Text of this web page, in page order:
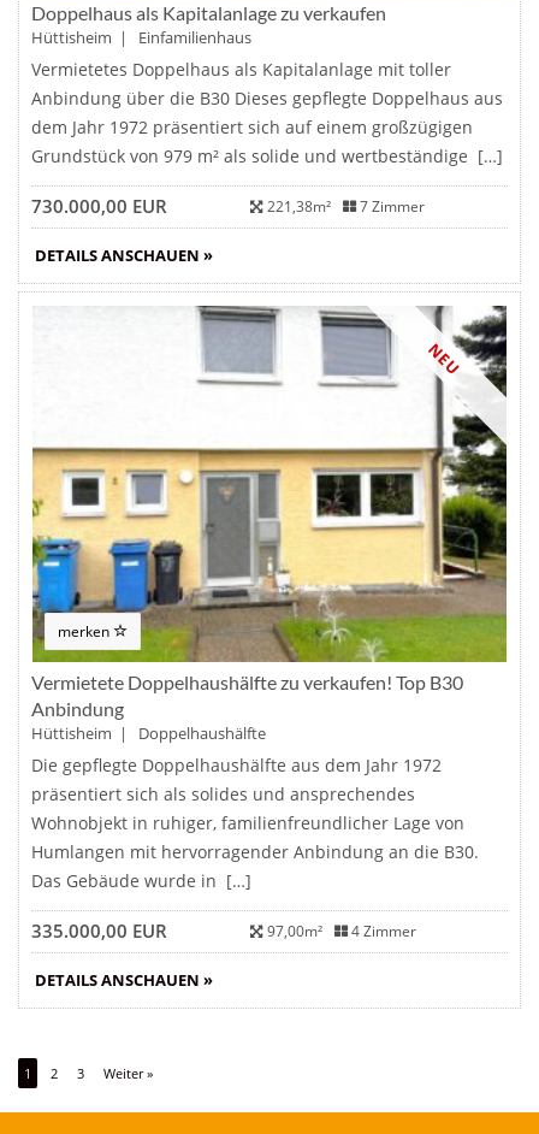
Doppelhaus als Kapitalanlage zu verkaufen
Hüttisheim | Einfamilienhaus
Vermietetes Doppelhaus als Kapitalanlage mit toller
Anbindung über die B30 Dieses gepflegte Doppelhaus aus
dem Jahr 1972 präsentiert sich auf einem großzügigen
Grundstück von 979 m² als solide und wertbeständige […]
730.000,00 EUR 221,38m² 7 Zimmer
DETAILS ANSCHAUEN »
NEU
merken
Vermietete Doppelhaushälfte zu verkaufen! Top B30
Anbindung
Hüttisheim | Doppelhaushälfte
Die gepflegte Doppelhaushälfte aus dem Jahr 1972
präsentiert sich als solides und ansprechendes
Wohnobjekt in ruhiger, familienfreundlicher Lage von
Humlangen mit hervorragender Anbindung an die B30.
Das Gebäude wurde in […]
335.000,00 EUR 97,00m² 4 Zimmer
DETAILS ANSCHAUEN »
1 2 3 Weiter »